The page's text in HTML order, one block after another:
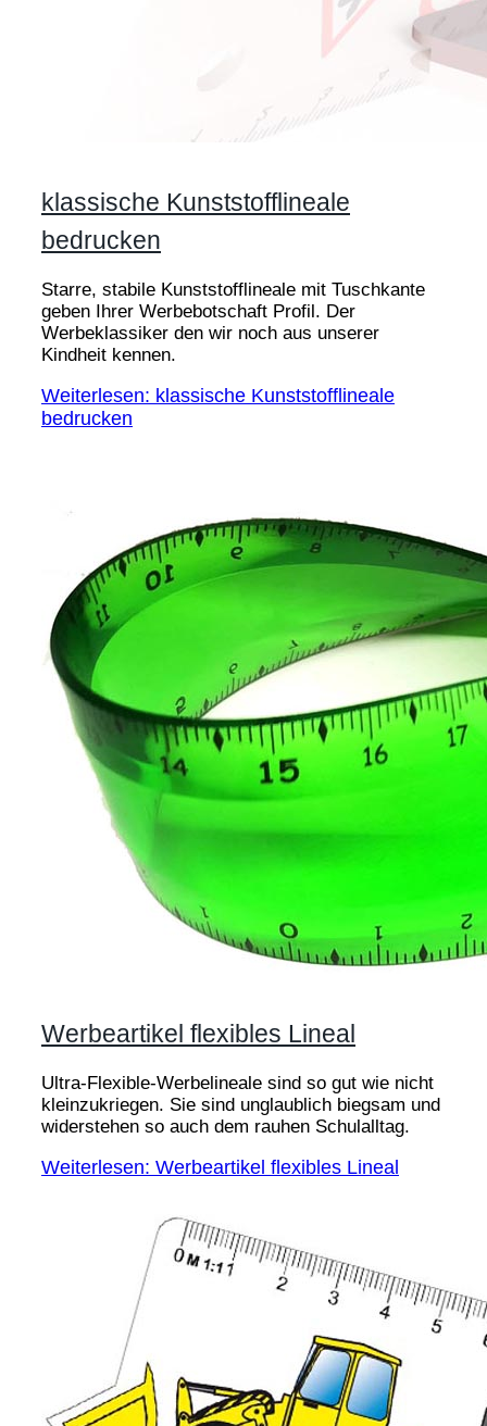
klassische Kunststofflineale
bedrucken
Starre, stabile Kunststofflineale mit Tuschkante
geben Ihrer Werbebotschaft Profil. Der
Werbeklassiker den wir noch aus unserer
Kindheit kennen.
Weiterlesen: klassische Kunststofflineale
bedrucken
Werbeartikel flexibles Lineal
Ultra-Flexible-Werbelineale sind so gut wie nicht
kleinzukriegen. Sie sind unglaublich biegsam und
widerstehen so auch dem rauhen Schulalltag.
Weiterlesen: Werbeartikel flexibles Lineal